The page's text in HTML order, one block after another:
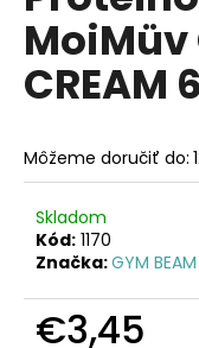
0,0
5
hviezdičiek.
MoiMüv
CREAM
Môžeme doručiť do:
Skladom
Kód: 1170
Značka:GYM BEAM
€3,45
á
j
s
?